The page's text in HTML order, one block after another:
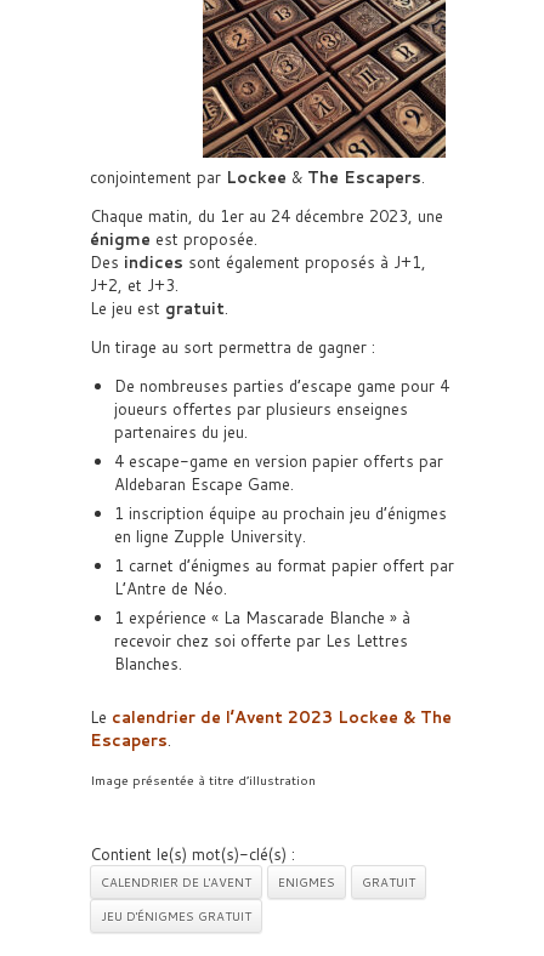
conjointement par Lockee & The Escapers.
Chaque matin, du 1er au 24 décembre 2023, une
énigme est proposée.
Des indices sont également proposés à J+1,
J+2, et J+3.
Le jeu est gratuit.
Un tirage au sort permettra de gagner :
De nombreuses parties d’escape game pour 4
joueurs offertes par plusieurs enseignes
partenaires du jeu.
4 escape-game en version papier offerts par
Aldebaran Escape Game.
1 inscription équipe au prochain jeu d’énigmes
en ligne Zupple University.
1 carnet d’énigmes au format papier offert par
L’Antre de Néo.
1 expérience « La Mascarade Blanche » à
recevoir chez soi offerte par Les Lettres
Blanches.
Le calendrier de l’Avent 2023 Lockee & The
Escapers.
Image présentée à titre d’illustration
Contient le(s) mot(s)-clé(s) :
CALENDRIER DE L'AVENT ENIGMES
GRATUIT
JEU D'ÉNIGMES GRATUIT